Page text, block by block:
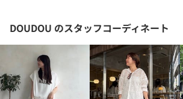
DOUDOU のスタッフコーディネート